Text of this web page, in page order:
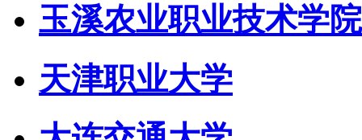
玉溪农业职业技术学院
天津职业大学